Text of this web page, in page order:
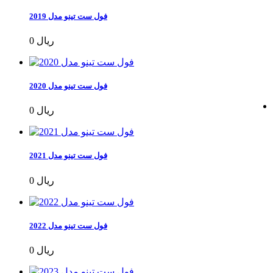
فول ست تینو مدل 2019
0 ریال
فول ست تینو مدل 2020
0 ریال
فول ست تینو مدل 2021
0 ریال
فول ست تینو مدل 2022
0 ریال